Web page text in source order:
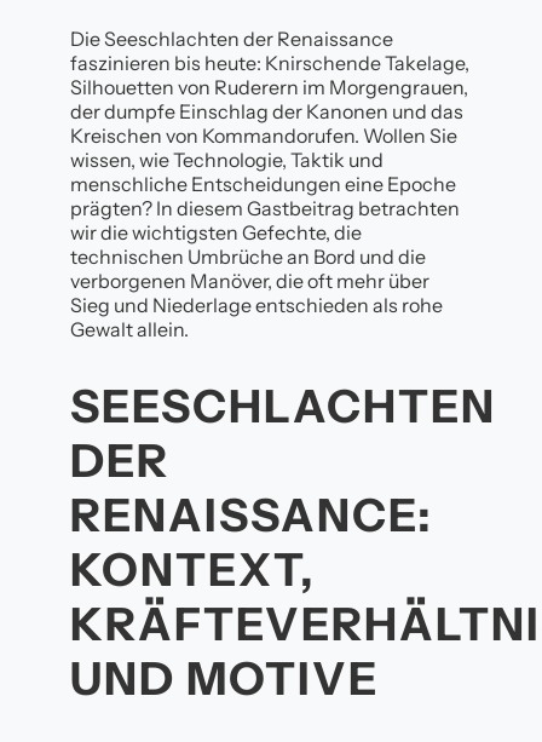
Die Seeschlachten der Renaissance
faszinieren bis heute: Knirschende Takelage,
Silhouetten von Ruderern im Morgengrauen,
der dumpfe Einschlag der Kanonen und das
Kreischen von Kommandorufen. Wollen Sie
wissen, wie Technologie, Taktik und
menschliche Entscheidungen eine Epoche
prägten? In diesem Gastbeitrag betrachten
wir die wichtigsten Gefechte, die
technischen Umbrüche an Bord und die
verborgenen Manöver, die oft mehr über
Sieg und Niederlage entschieden als rohe
Gewalt allein.
SEESCHLACHTEN
DER
RENAISSANCE:
KONTEXT,
UND MOTIVE